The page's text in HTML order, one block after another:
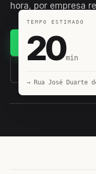
hora, por empresa
TEMPO ESTIMADO
20min
→ Rua José Duarte